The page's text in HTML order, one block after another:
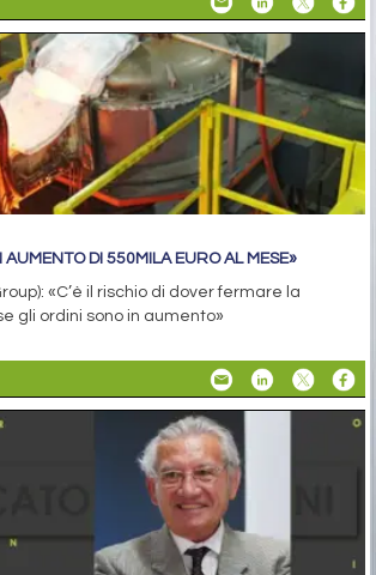
AUMENTO DI 550MILA EURO AL MESE»
«C’è il rischio di dover fermare la
gli ordini sono in aumento»